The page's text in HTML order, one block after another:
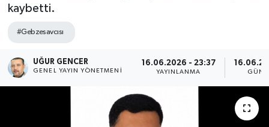
kaybetti.
#Gebzesavcısı
UĞUR GENCER
GENEL YAYIN YÖNETMENI
16.06.2026 - 23:37
YAYINLANMA